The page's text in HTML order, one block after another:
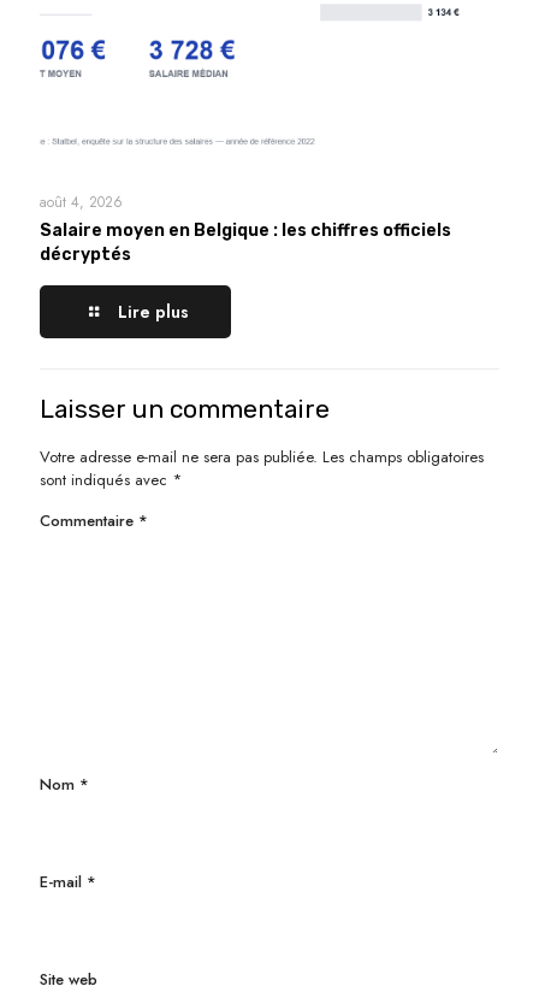
août 4, 2026
Salaire moyen en Belgique : les chiffres officiels
décryptés
Lire plus
Laisser un commentaire
Votre adresse e-mail ne sera pas publiée. Les champs obligatoires
sont indiqués avec *
Commentaire *
Nom *
E-mail *
Site web